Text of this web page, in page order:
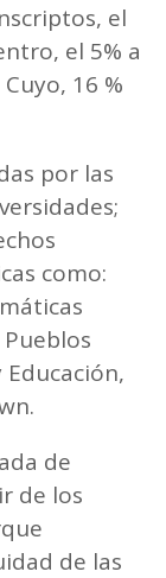
el
el 5% a
16 %
por las
como:
de
de los
de las